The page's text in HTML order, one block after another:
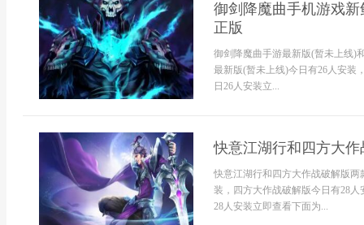
御剑降魔曲手机游戏
正版
御剑降魔曲手游最新版(暂未上线)
最新版(暂未上线)今日有26人安装
日26人安装立...
快意江湖行和四方大
快意江湖行和四方大作战破解版
装，四方大作战破解版今日有28
28人安装立即查看下面为...